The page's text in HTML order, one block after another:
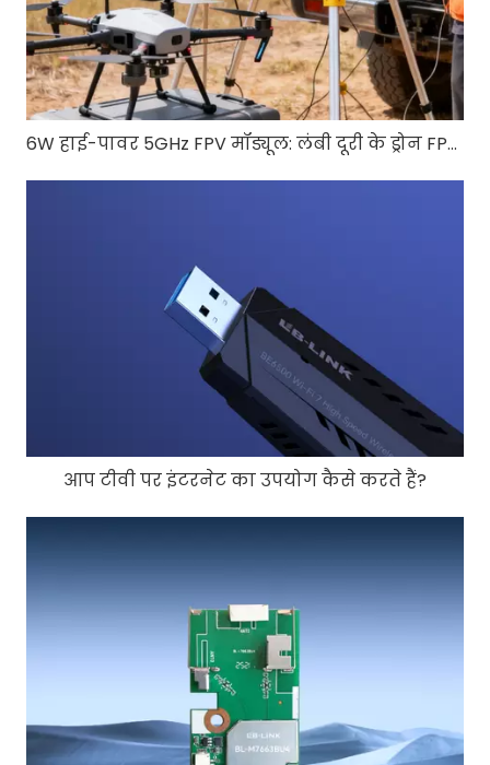
6W हाई-पावर 5GHz FPV मॉड्यूल: लंबी दूरी के ड्रोन FPV के लिए RTL8812EU-CG
आप टीवी पर इंटरनेट का उपयोग कैसे करते हैं?